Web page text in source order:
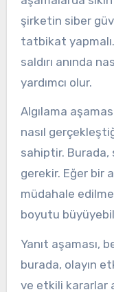
şirketin siber
tatbikat
saldırı anında
yardımcı olur.
Algılama
nasıl
sahiptir.
gerekir. Eğer bir
müdahale
boyutu
Yanıt aşaması,
burada, olayın
ve etkili kararlar